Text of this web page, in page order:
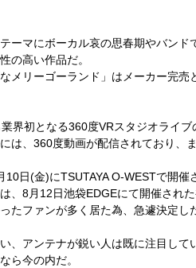
テーマにボーカル哀の思春期やバン
の高い作品だ。
メリーゴーランド」はメーカー完売
界初となる360度VRスタジオライブ
は、 360度動画が配信されており、
10日(金)にTSUTAYA O-WESTで開催
、 8月 12日池袋EDGEにて開催され
たファンが多く居た為、急遽決定し
、アンテナが鋭い人は既に注目して
ら今の内だ。